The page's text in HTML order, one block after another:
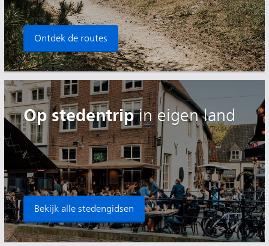
Ontdek de routes
Op stedentripin eigen land
Bekijk alle stedengidsen